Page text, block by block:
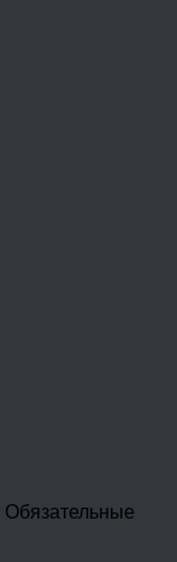
Обязательные